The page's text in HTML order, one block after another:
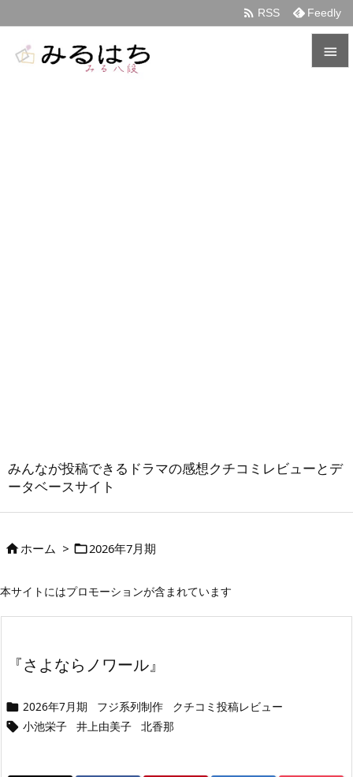
みんなが投稿できるドラマの感想クチコミレビューとデ
ータベースサイト

 RSS Feedly
ホーム > 2026年7月期
本サイトにはプロモーションが含まれています
『さよならノワール』
 2026年7月期 フジ系列制作 クチコミ投稿レビュー
 小池栄子 井上由美子 北香那